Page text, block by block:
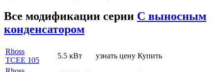
Все модификации серии С выносным
конденсатором
Rhoss
TCEE 105
5.5 кВт узнать цену Купить